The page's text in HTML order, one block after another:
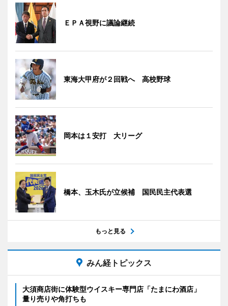
ＥＰＡ視野に議論継続
東海大甲府が２回戦へ 高校野球
岡本は１安打 大リーグ
橋本、玉木氏が立候補 国民民主代表選
もっと見る
みん経トピックス
大須商店街に体験型ウイスキー専門店「たまにわ酒店」
量り売りや角打ちも